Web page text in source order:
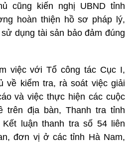
cũng kiến nghị UBND tỉnh
hoàn thiện hồ sơ pháp lý,
dụng tài sản bảo đảm đúng
việc với Tổ công tác Cục I,
về kiểm tra, rà soát việc giải
và việc thực hiện các cuộc
trên địa bàn, Thanh tra tỉnh
luận thanh tra số 54 liên
đơn vị ở các tỉnh Hà Nam,